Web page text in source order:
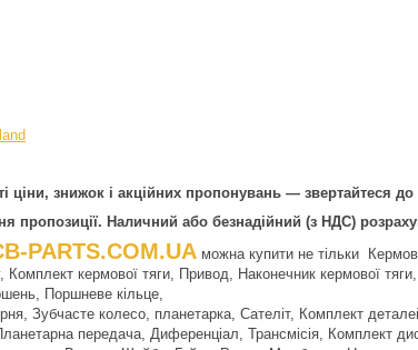
ціни, знижок і акційних пропонувань — звертайтеся
пропозиції. Наличний або безнадійний (з НДС)
PARTS.COM.UA можна купити не тільки
кермової тяги, Привод, Наконечник кермової
Поршневе кільце,
Зубчасте колесо, планетарка, Сателіт, Комплект
передача, Диференціал, Трансмісія, Комплект